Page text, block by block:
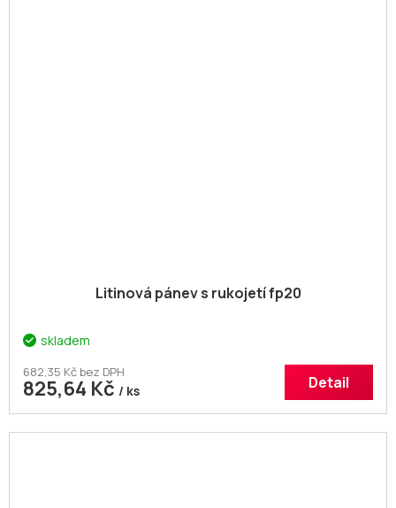
Litinová pánev s rukojetí fp20
skladem
682,35 Kč bez DPH
825,64 Kč / ks Detail